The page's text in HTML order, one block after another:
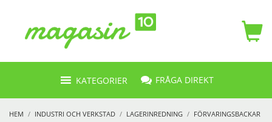
KATEGORIER FRÅGA DIREKT
HEM INDUSTRI OCH VERKSTAD LAGERINREDNING
FÖRVARINGSBACKAR